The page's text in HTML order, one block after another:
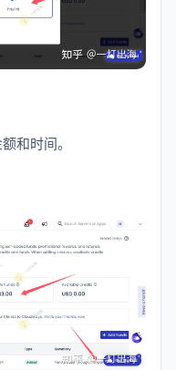
和时间。